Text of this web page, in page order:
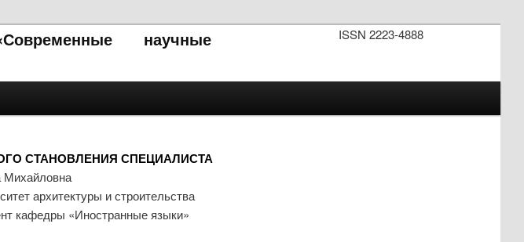
ISSN 2223-4888
научные
СТАНОВЛЕНИЯ СПЕЦИАЛИСТА
Михайловна
архитектуры и строительства
кафедры «Иностранные языки»